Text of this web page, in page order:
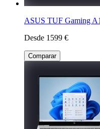
ASUS TUF Gaming
Desde 1599 €
Comparar